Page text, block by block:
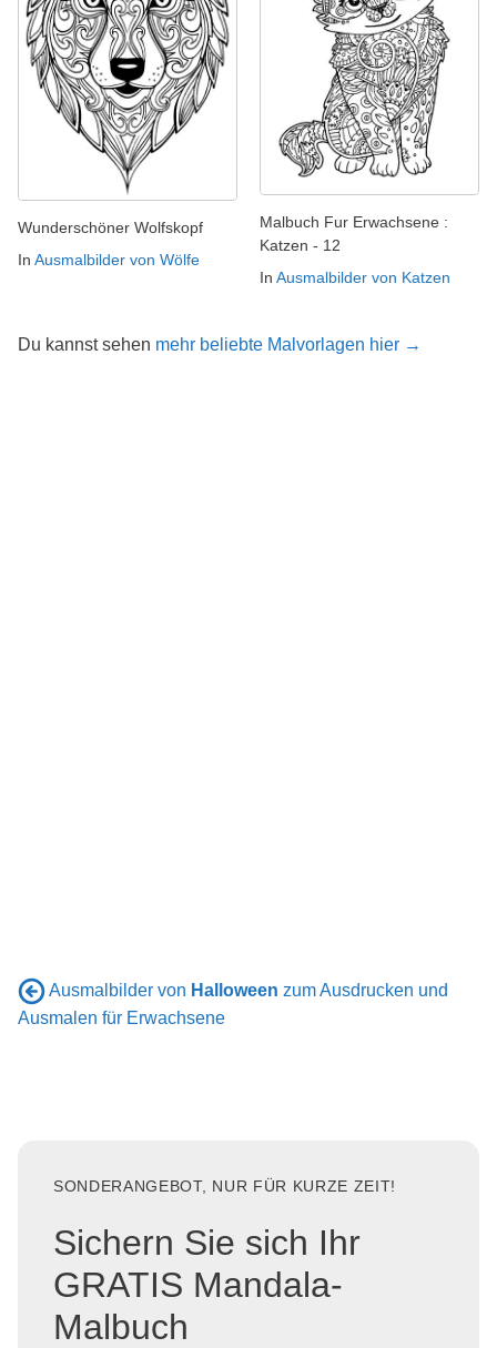
Wunderschöner Wolfskopf
In Ausmalbilder von Wölfe
Malbuch Fur Erwachsene :
Katzen - 12
In Ausmalbilder von Katzen
Du kannst sehen mehr beliebte Malvorlagen hier →
Ausmalbilder von Halloween zum Ausdrucken und
Ausmalen für Erwachsene
SONDERANGEBOT, NUR FÜR KURZE ZEIT!
Sichern Sie sich Ihr
GRATIS Mandala-
Malbuch